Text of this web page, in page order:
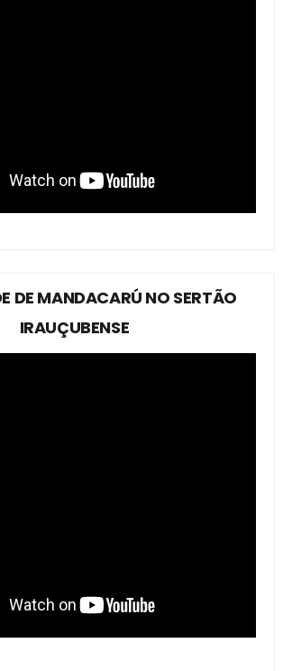
DE MANDACARÚ NO SERTÃO
IRAUÇUBENSE